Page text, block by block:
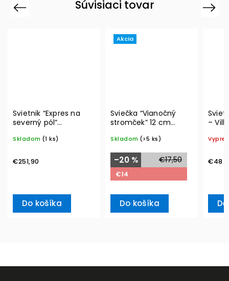
Súvisiaci tovar
Previous
Svietnik “Expres na
severný pól”
Memory– Villeroy &
Skladom (1 ks)
€251,90
Do košíka
Akcia
Sviečka “Vianočný
stromček” 12 cm
Villeroy & Boch
Skladom (>5 ks)
€17,50
–20 %
€14
Do košíka
–
€48
Next